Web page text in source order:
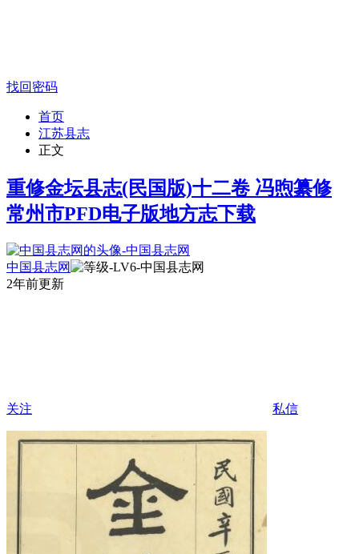
找回密码
首页
江苏县志
正文
重修金坛县志(民国版)十二卷 冯煦纂修
常州市PFD电子版地方志下载
中国县志网
2年前更新
关注 私信